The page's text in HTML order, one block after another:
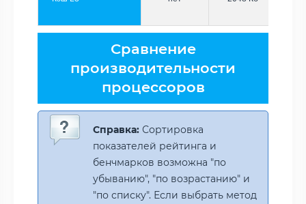
Сравнение
производительности
процессоров
Справка: Сортировка
показателей рейтинга и
бенчмарков возможна "по
убыванию", "по возрастанию" и
"по списку". Если выбрать метод